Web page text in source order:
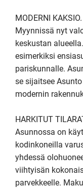
MODERNI KAKSIO.
Myynnissä nyt
keskustan
esimerkiksi
pariskunnalle.
se sijaitsee
modernin
HARKITUT
Asunnossa on
kodinkoneilla
yhdessä
viihtyisän
parvekkeelle.